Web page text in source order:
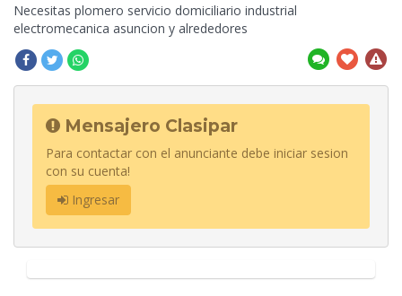
Necesitas plomero servicio domiciliario industrial
electromecanica asuncion y alrededores
Mensajero Clasipar
Para contactar con el anunciante debe iniciar sesion
con su cuenta!
Ingresar